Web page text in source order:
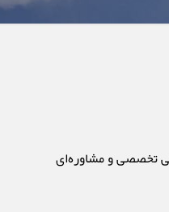
تخصصی و مشاوره‌ای